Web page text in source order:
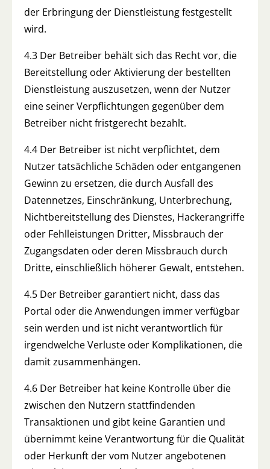
der Erbringung der Dienstleistung festgestellt
wird.
4.3 Der Betreiber behält sich das Recht vor, die
Bereitstellung oder Aktivierung der bestellten
Dienstleistung auszusetzen, wenn der Nutzer
eine seiner Verpflichtungen gegenüber dem
Betreiber nicht fristgerecht bezahlt.
4.4 Der Betreiber ist nicht verpflichtet, dem
Nutzer tatsächliche Schäden oder entgangenen
Gewinn zu ersetzen, die durch Ausfall des
Datennetzes, Einschränkung, Unterbrechung,
Nichtbereitstellung des Dienstes, Hackerangriffe
oder Fehlleistungen Dritter, Missbrauch der
Zugangsdaten oder deren Missbrauch durch
Dritte, einschließlich höherer Gewalt, entstehen.
4.5 Der Betreiber garantiert nicht, dass das
Portal oder die Anwendungen immer verfügbar
sein werden und ist nicht verantwortlich für
irgendwelche Verluste oder Komplikationen, die
damit zusammenhängen.
4.6 Der Betreiber hat keine Kontrolle über die
zwischen den Nutzern stattfindenden
Transaktionen und gibt keine Garantien und
übernimmt keine Verantwortung für die Qualität
oder Herkunft der vom Nutzer angebotenen